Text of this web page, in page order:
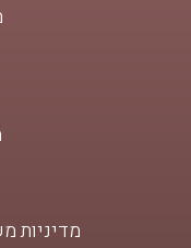
מדיניות